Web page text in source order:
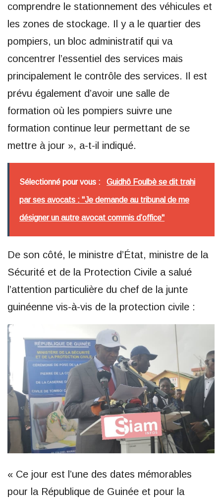
comprendre le stationnement des véhicules et
les zones de stockage. Il y a le quartier des
pompiers, un bloc administratif qui va
concentrer l’essentiel des services mais
principalement le contrôle des services. Il est
prévu également d’avoir une salle de
formation où les pompiers suivre une
formation continue leur permettant de se
mettre à jour », a-t-il indiqué.
Sélectionné pour vous : Guidhô Foulbè se dit trahi
par ses avocats : "Je demande au tribunal de me
désigner un autre avocat commis d’office"
De son côté, le ministre d’État, ministre de la
Sécurité et de la Protection Civile a salué
l’attention particulière du chef de la junte
guinéenne vis-à-vis de la protection civile :
« Ce jour est l’une des dates mémorables
pour la République de Guinée et pour la